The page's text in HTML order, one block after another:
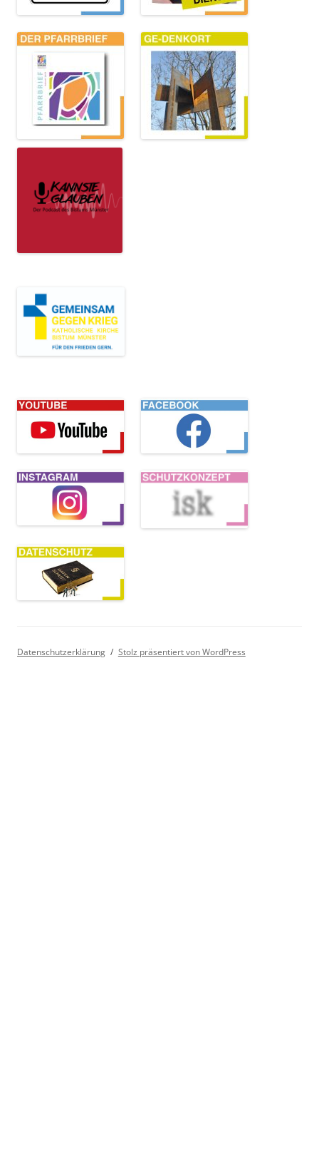
Datenschutzerklärung Stolz präsentiert von WordPress